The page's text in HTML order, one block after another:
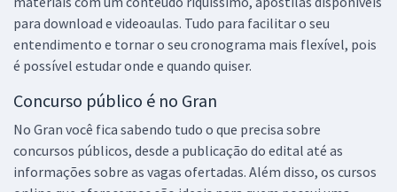
para download e videoaulas. Tudo para facilitar o seu
entendimento e tornar o seu cronograma mais flexível, pois
é possível estudar onde e quando quiser.
Concurso público é no Gran
No Gran você fica sabendo tudo o que precisa sobre
concursos públicos, desde a publicação do edital até as
informações sobre as vagas ofertadas. Além disso, os cursos